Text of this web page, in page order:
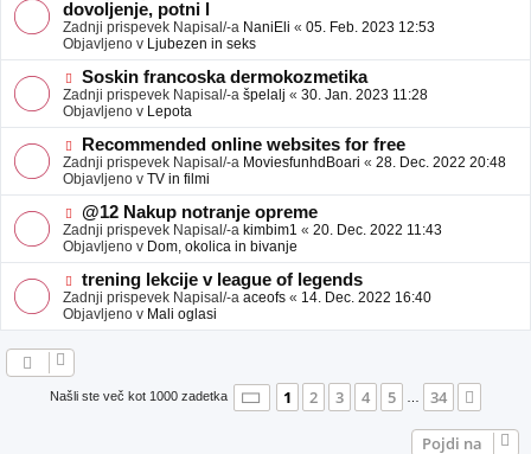
a
v
e
o
v
e
o
b
j
a
v
e
dovoljenje, potni l
Zadnji prispevek Napisal/-a NaniEli « 05. Feb. 2023 12:53
Objavljeno v Ljubezen in seks
N
o
v
e
o
b
j
a
v
e
Soskin francoska dermokozmetika
Zadnji prispevek Napisal/-a špelalj « 30. Jan. 2023 11:28
Objavljeno v Lepota
N
o
v
e
o
b
j
a
v
e
Recommended online websites for free
Zadnji prispevek Napisal/-a MoviesfunhdBoari « 28. Dec. 2022 20:48
Objavljeno v TV in filmi
N
o
v
e
o
b
j
a
@12 Nakup notranje opreme
Zadnji prispevek Napisal/-a kimbim1 « 20. Dec. 2022 11:43
Objavljeno v Dom, okolica in bivanje
N
o
v
e
a
trening lekcije v league of legends
Zadnji prispevek Napisal/-a aceofs « 14. Dec. 2022 16:40
Objavljeno v Mali oglasi
Našli ste več kot 1000 zadetka Stran 1od34
1 2 3 4 5 … 34
Pojdi na